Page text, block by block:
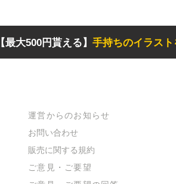
【最大500円貰える】 手持ちのイラスト
​運営からのお知らせ
お問い合わせ
​販売に関する規約
​ご意見・ご要望